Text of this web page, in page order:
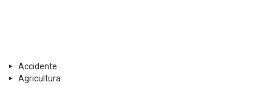
Accidente
Agricultura